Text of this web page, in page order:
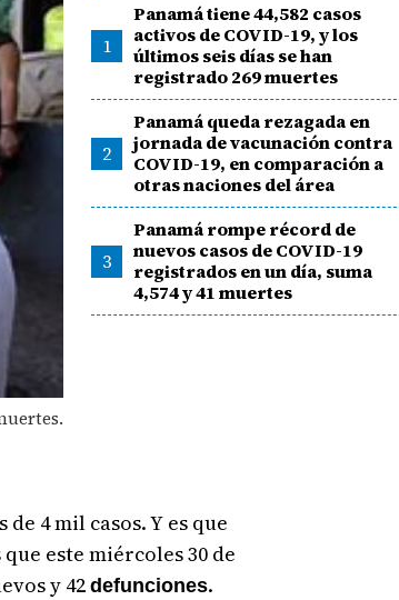
1
Panamá tiene 44,582 casos
activos de COVID-19, y los
últimos seis días se han
registrado 269 muertes
2
Panamá queda rezagada en
jornada de vacunación contra
COVID-19, en comparación a
otras naciones del área
3
Panamá rompe récord de
nuevos casos de COVID-19
registrados en un día, suma
4,574 y 41 muertes
4 mil casos. Y es que
este miércoles 30 de
y 42defunciones.